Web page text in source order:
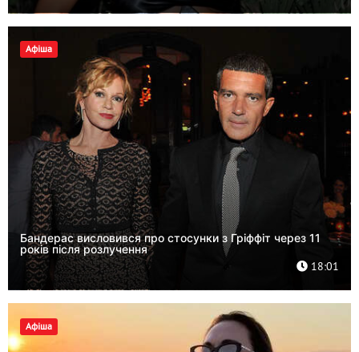
Афіша
Бандерас висловився про стосунки з Гріффіт через 11
років після розлучення
18:01
Афіша